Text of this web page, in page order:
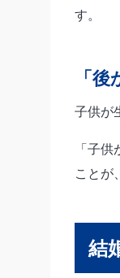
す。
「
子供が
「子
ことが
結